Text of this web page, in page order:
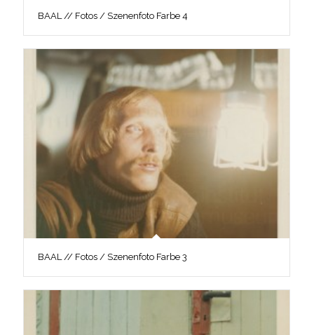
BAAL // Fotos / Szenenfoto Farbe 4
BAAL // Fotos / Szenenfoto Farbe 3